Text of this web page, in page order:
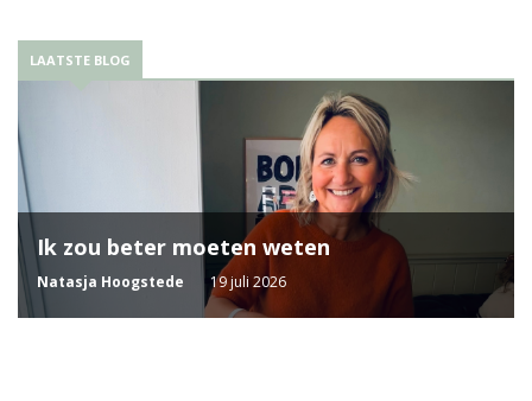
LAATSTE BLOG
Ik zou beter moeten weten
Natasja Hoogstede 19 juli 2026